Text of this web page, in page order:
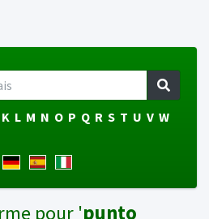
K L M N O P Q R S T U V W
pour 'punto